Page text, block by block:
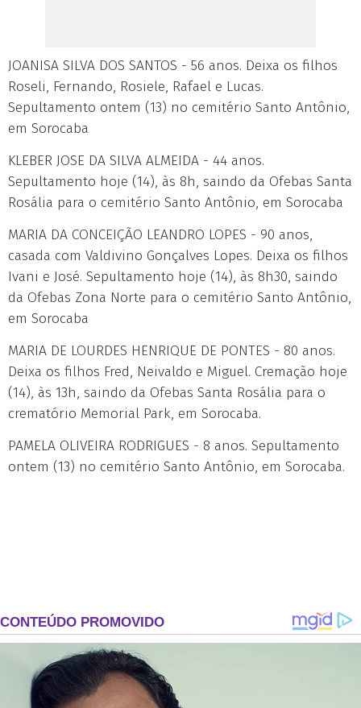
JOANISA SILVA DOS SANTOS - 56 anos. Deixa os filhos
Roseli, Fernando, Rosiele, Rafael e Lucas.
Sepultamento ontem (13) no cemitério Santo Antônio,
em Sorocaba
KLEBER JOSE DA SILVA ALMEIDA - 44 anos.
Sepultamento hoje (14), às 8h, saindo da Ofebas Santa
Rosália para o cemitério Santo Antônio, em Sorocaba
MARIA DA CONCEIÇÃO LEANDRO LOPES - 90 anos,
casada com Valdivino Gonçalves Lopes. Deixa os filhos
Ivani e José. Sepultamento hoje (14), às 8h30, saindo
da Ofebas Zona Norte para o cemitério Santo Antônio,
em Sorocaba
MARIA DE LOURDES HENRIQUE DE PONTES - 80 anos.
Deixa os filhos Fred, Neivaldo e Miguel. Cremação hoje
(14), às 13h, saindo da Ofebas Santa Rosália para o
crematório Memorial Park, em Sorocaba.
PAMELA OLIVEIRA RODRIGUES - 8 anos. Sepultamento
ontem (13) no cemitério Santo Antônio, em Sorocaba.